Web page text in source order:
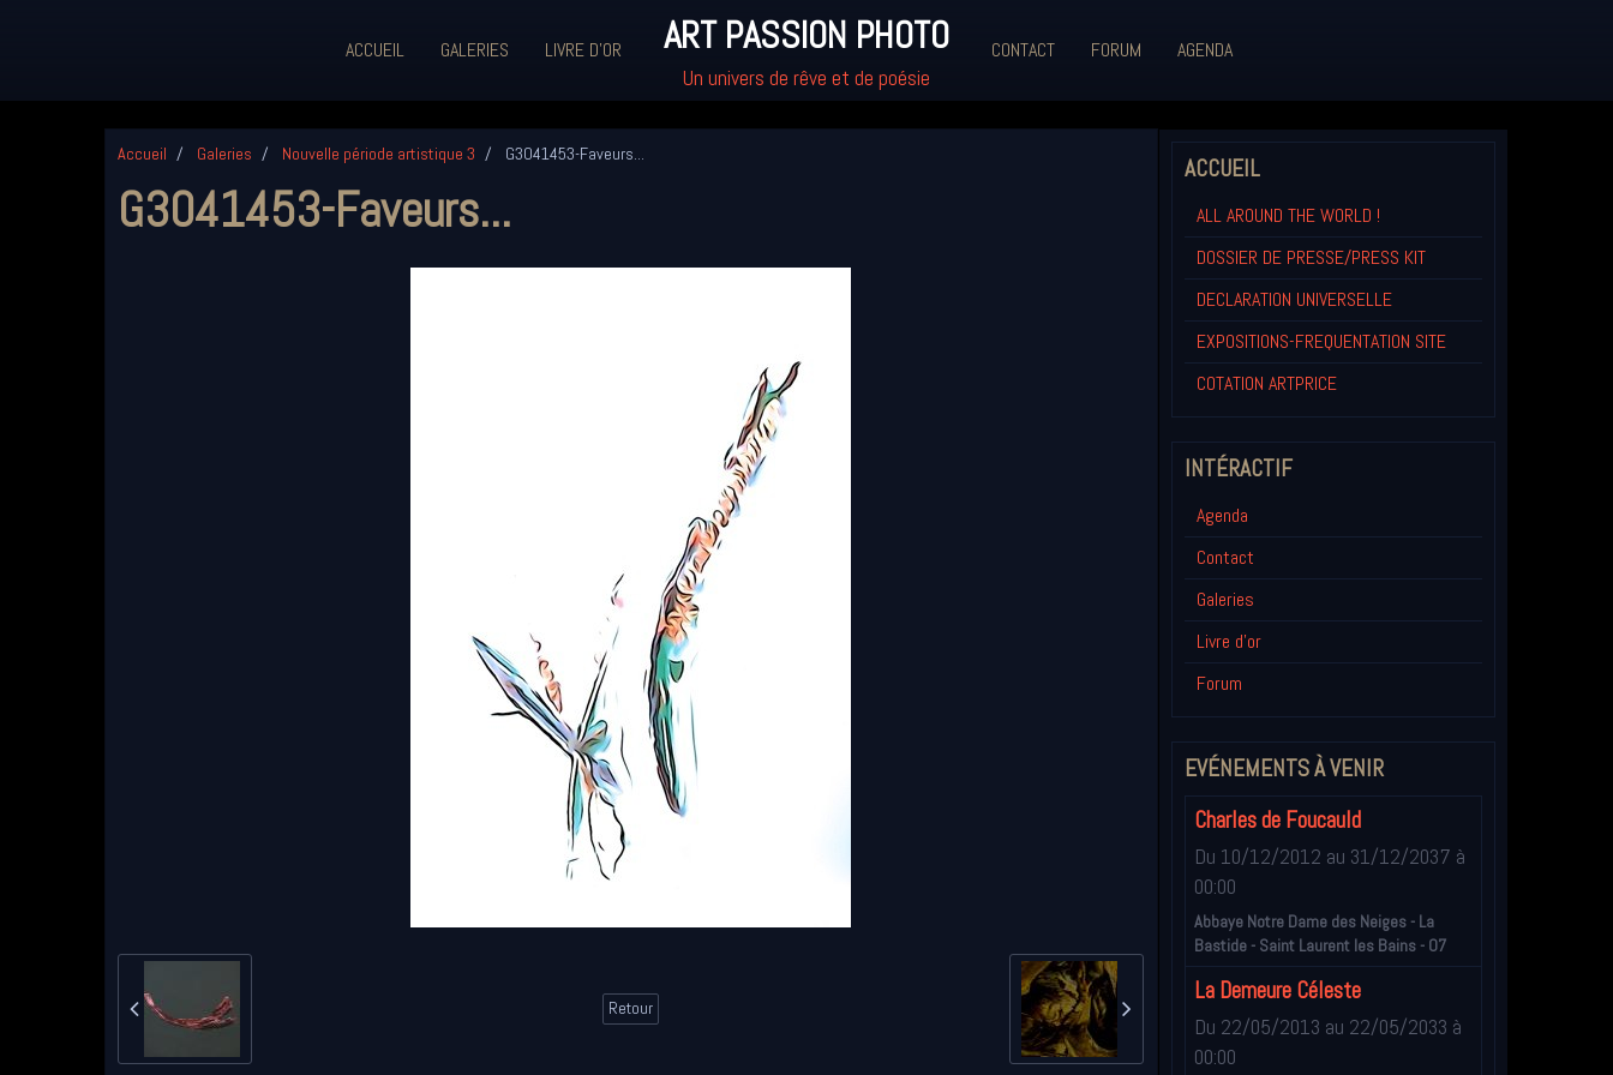
ACCUEIL GALERIES LIVRE D'OR ART PASSION PHOTO
Un univers de rêve et de poésie
CONTACT FORUM AGENDA
Accueil Galeries Nouvelle période artistique 3 G3041453-Faveurs...
G3041453-Faveurs...
Retour
ACCUEIL
ALL AROUND THE WORLD !
DOSSIER DE PRESSE/PRESS KIT
DECLARATION UNIVERSELLE
EXPOSITIONS-FREQUENTATION SITE
COTATION ARTPRICE
INTÉRACTIF
Agenda
Contact
Galeries
Livre d'or
Forum
EVÉNEMENTS À VENIR
Charles de Foucauld
Du 10/12/2012 au 31/12/2037 à
00:00
Abbaye Notre Dame des Neiges - La
Bastide - Saint Laurent les Bains - 07
La Demeure Céleste
Du 22/05/2013 au 22/05/2033 à
00:00